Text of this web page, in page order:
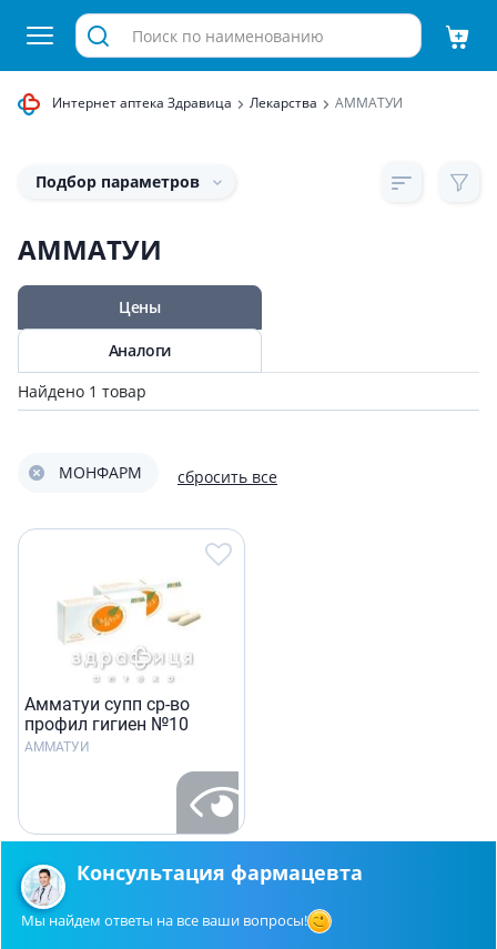
Интернет аптека Здравица Лекарства АММАТУИ
Подбор параметров
АММАТУИ
Цены
Аналоги
Найдено 1 товар
МОНФАРМ сбросить все
Амматуи супп ср-во
профил гигиен №10
АММАТУИ
Консультация фармацевта
Мы найдем ответы на все ваши вопросы!